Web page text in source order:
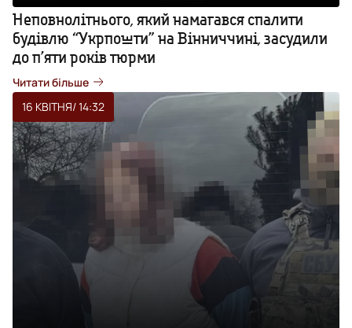
Неповнолітнього, який намагався спалити
будівлю “Укрпошти” на Вінниччині, засудили
до п’яти років тюрми
Читати більше
16 КВІТНЯ/ 14:32